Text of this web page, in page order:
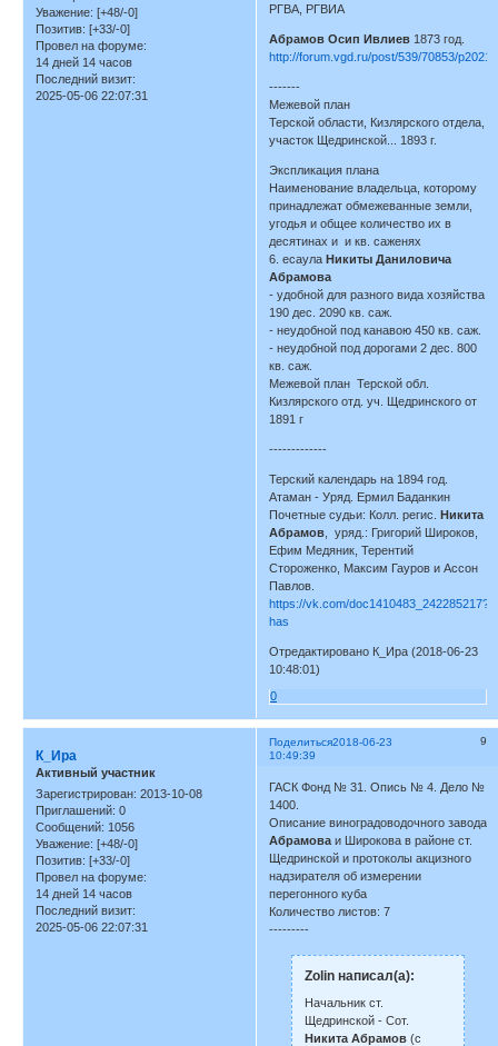
Уважение: [+48/-0]
Позитив: [+33/-0]
Провел на форуме:
14 дней 14 часов
Последний визит:
2025-05-06 22:07:31
РГВА, РГВИА
Абрамов Осип Ивлиев 1873 год.
http://forum.vgd.ru/post/539/70853/
-------
Межевой план
Терской области, Кизлярского отдела,
участок Щедринской... 1893 г.
Экспликация плана
Наименование владельца, которому
принадлежат обмежеванные земли,
угодья и общее количество их в
десятинах и и кв. саженях
6. есаулаНикиты Даниловича
Абрамова
- удобной для разного вида хозяйства
190 дес. 2090 кв. саж.
- неудобной под канавою 450 кв. саж.
- неудобной под дорогами 2 дес. 800
кв. саж.
Межевой план Терской обл.
Кизлярского отд. уч. Щедринского от
1891 г
-------------
Терский календарь на 1894 год.
Атаман - Уряд. Ермил Баданкин
Почетные судьи: Колл. регис. Никита
Абрамов , уряд.: Григорий Широков,
Ефим Медяник, Терентий
Стороженко, Максим Гауров и Ассон
Павлов.
https://vk.com/doc1410483_242285217?
has
Отредактировано К_Ира (2018-06-23
10:48:01)
0
Поделиться 9
2018-06-23
10:49:39
К_Ира
Активный участник
Зарегистрирован: 2013-10-08
Приглашений: 0
Сообщений: 1056
Уважение: [+48/-0]
Позитив: [+33/-0]
Провел на форуме:
14 дней 14 часов
Последний визит:
2025-05-06 22:07:31
ГАСК Фонд № 31. Опись № 4. Дело №
1400.
Описание виноградоводочного завода
Абрамоваи Широкова в районе ст.
Щедринской и протоколы акцизного
надзирателя об измерении
перегонного куба
Количество листов: 7
---------
Zolin написал(а):
Начальник ст.
Щедринской - Сот.
Никита Абрамов(с